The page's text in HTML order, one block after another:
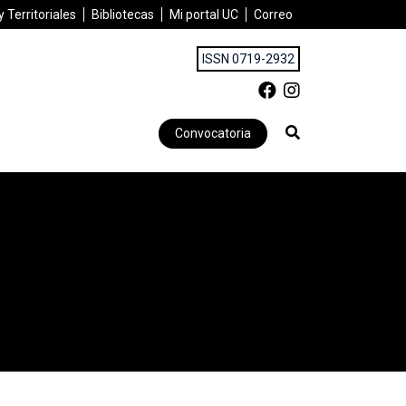
Territoriales Bibliotecas Mi portal UC Correo
ISSN 0719-2932
Convocatoria